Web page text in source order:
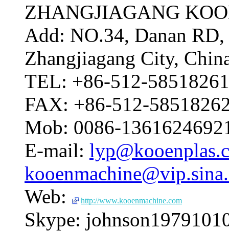
ZHANGJIAGANG
Add: NO.34, Danan
Zhangjiagang City,
TEL: +86-512-58518261
FAX: +86-512-
Mob: 0086-
E-mail:
Web:
http://www.kooenmachine.com
Skype: